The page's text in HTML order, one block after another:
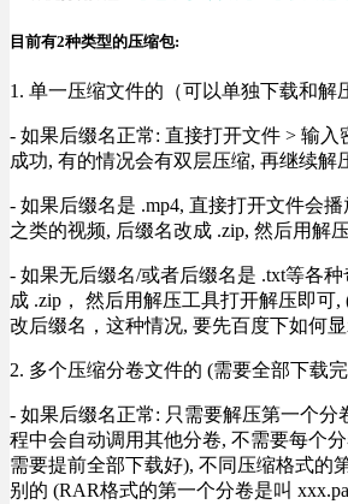
目前有2种类型的压缩包:
1. 单一压缩文件的（可以单独下载和解
- 如果后缀名正常: 直接打开文件 > 输入
成功, 有的情况会有双层压缩, 再继续解
- 如果后缀名是 .mp4, 直接打开文件会
之类的视频, 后缀名改成 .zip, 然后用解
- 如果无后缀名/或者后缀名是 .txt等各
成 .zip， 然后用解压工具打开解压即可
改后缀名，这种情况, 要先百度下如何
2. 多个压缩分卷文件的 (需要全部下载
- 如果后缀名正常: 只需要解压第一个分
程中会自动调用其他分卷, 不需要每个
需要提前全部下载好), 不同压缩格式的
别的 (RAR格式的第一个分卷是叫